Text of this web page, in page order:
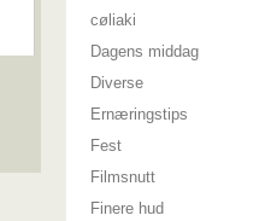
cøliaki
Dagens middag
Diverse
Ernæringstips
Fest
Filmsnutt
Finere hud